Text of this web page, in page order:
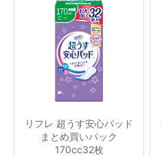
リフレ 超うす安心パッド
まとめ買いパック
170cc32枚